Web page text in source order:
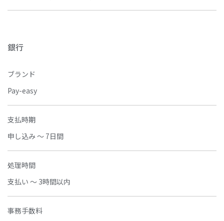
銀行
ブランド
Pay-easy
支払時期
申し込み ～ 7日間
処理時間
支払い ～ 3時間以内
事務手数料